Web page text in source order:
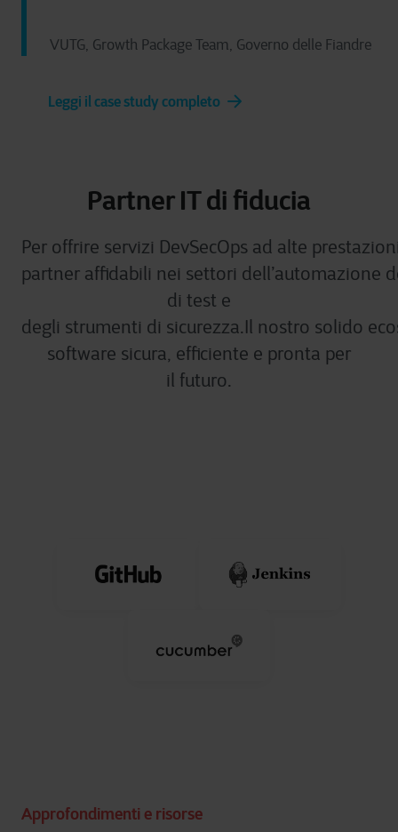
VUTG, Growth Package Team, Governo delle Fiandre
Leggi il case study completo
Partner IT di fiducia
Per offrire servizi DevSecOps ad alte
partner affidabili nei settori dell’automazione
di test e
degli strumenti di sicurezza.Il nostro solido
software sicura, efficiente e pronta per
il futuro.
Approfondimenti e risorse